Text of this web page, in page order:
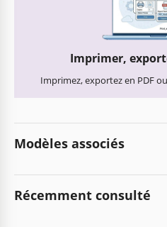
Imprimer,
Imprimez, exportez en PDF
Modèles associés
Récemment consulté